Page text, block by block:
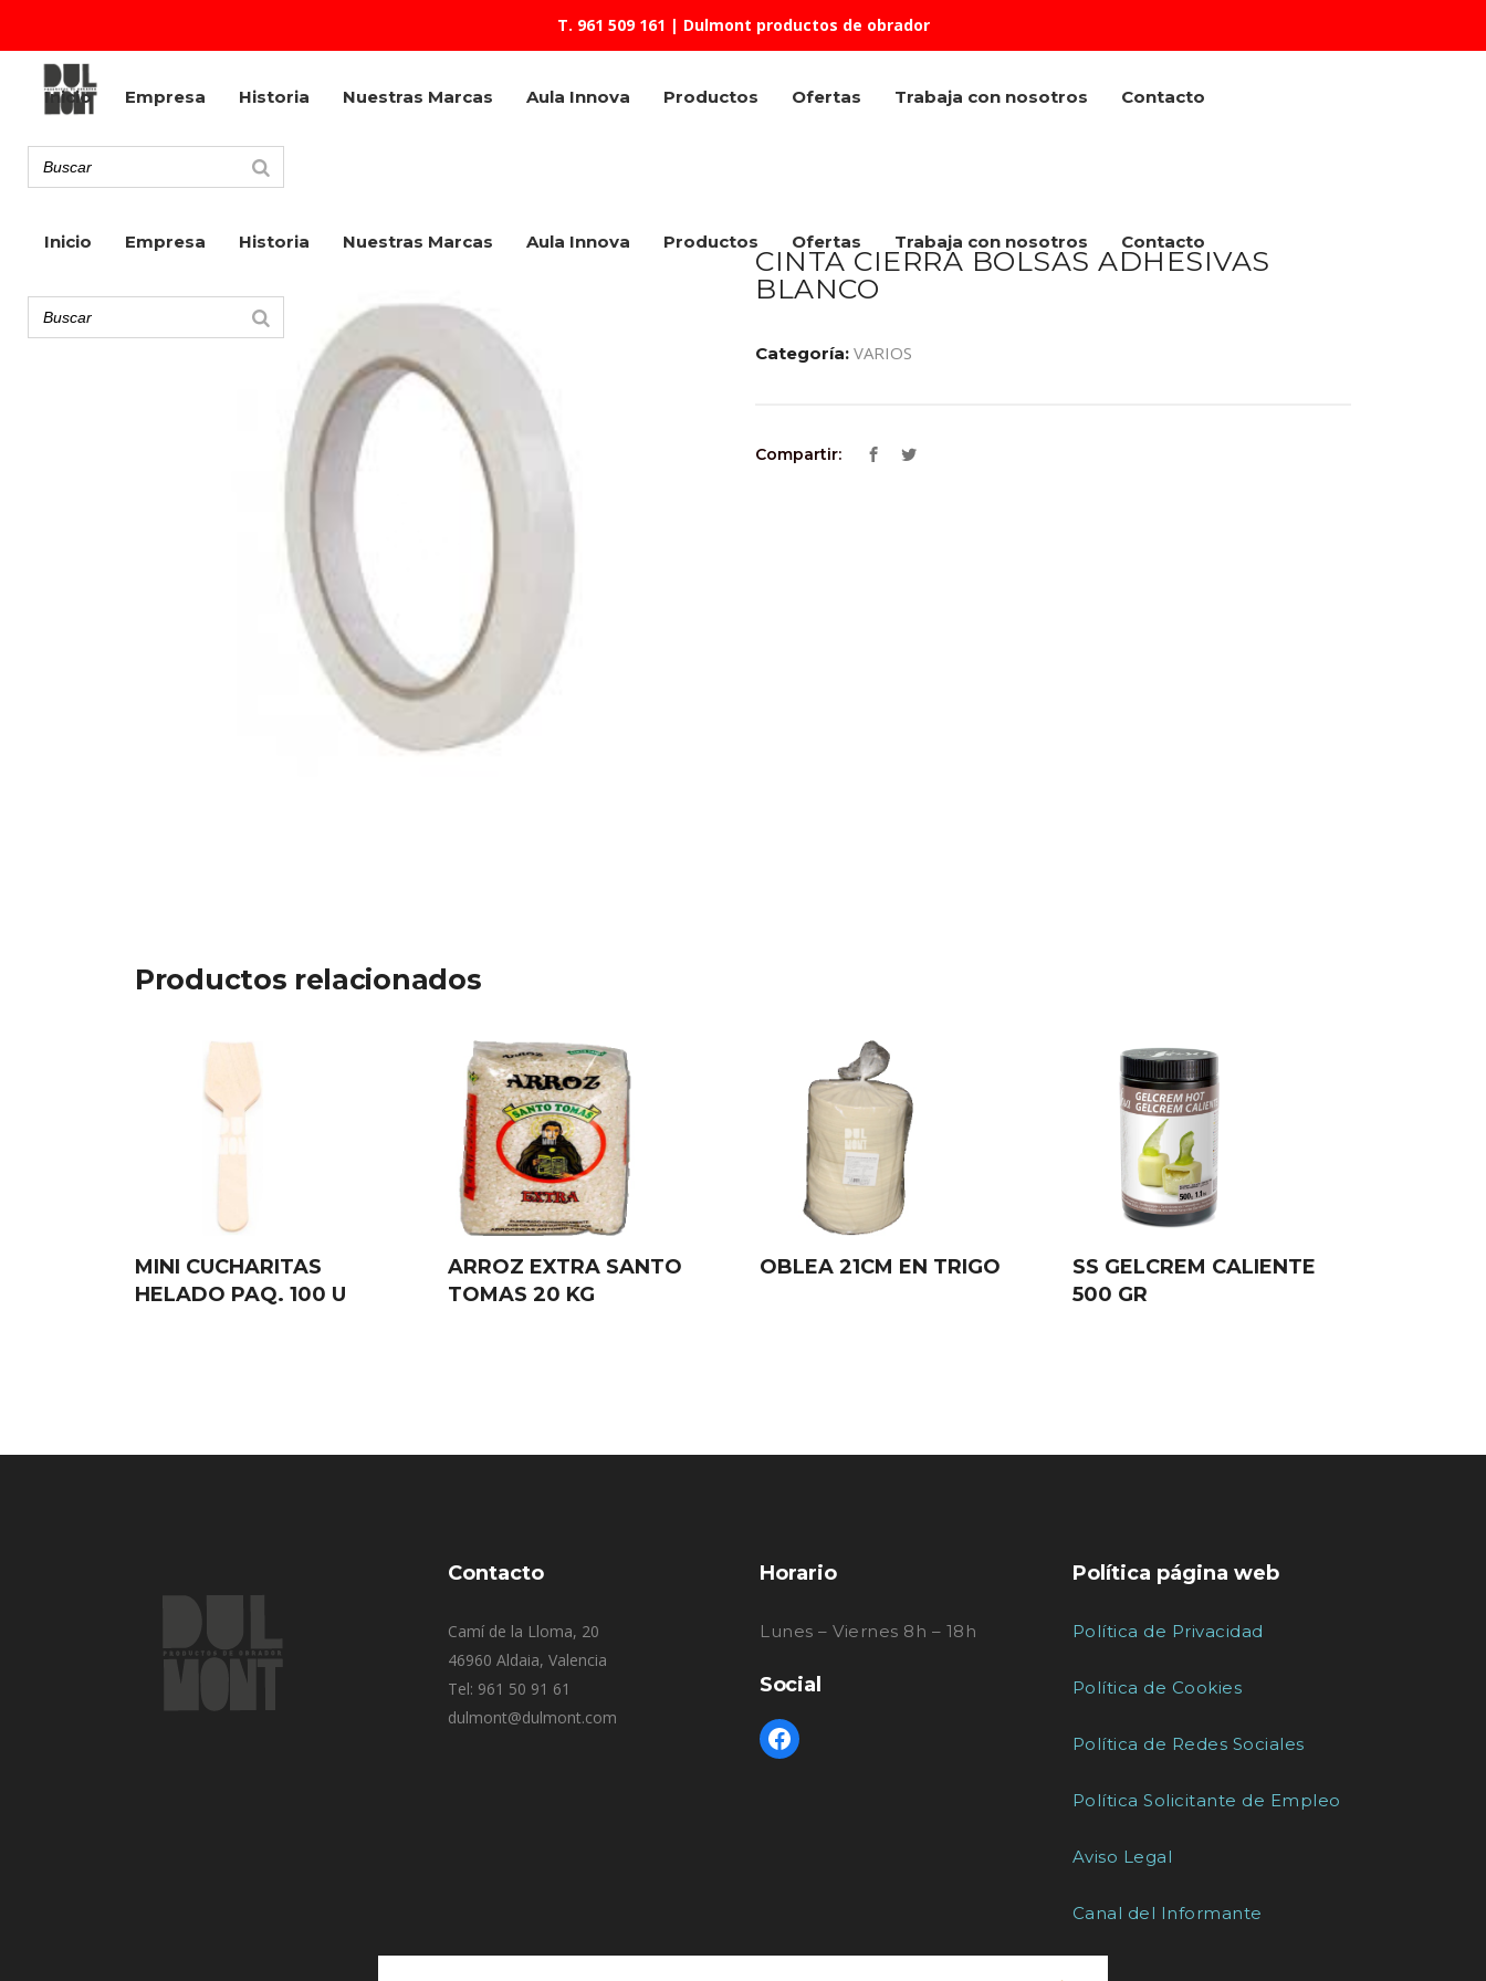
T. 961 509 161 | Dulmont productos de obrador
Inicio Empresa Historia Nuestras Marcas Aula Innova Productos Ofertas Trabaja con nosotros Contacto
Inicio Empresa Historia Nuestras Marcas Aula Innova Productos Ofertas Trabaja con nosotros Contacto
CINTA CIERRA BOLSAS ADHESIVAS
BLANCO
Categoría: VARIOS
Compartir:
Productos relacionados
MINI CUCHARITAS
HELADO PAQ. 100 U
ARROZ EXTRA SANTO
TOMAS 20 KG
OBLEA 21CM EN TRIGO
SS GELCREM CALIENTE
500 GR
Contacto
Camí de la Lloma, 20
46960 Aldaia, Valencia
Tel: 961 50 91 61
dulmont@dulmont.com
Horario
Lunes – Viernes 8h – 18h
Social
Política página web
Política de Privacidad
Política de Cookies
Política de Redes Sociales
Política Solicitante de Empleo
Aviso Legal
Canal del Informante